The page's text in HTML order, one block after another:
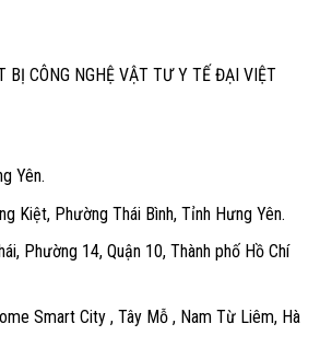
BỊ CÔNG NGHỆ VẬT TƯ Y TẾ ĐẠI VIỆT
Yên.
Kiệt, Phường Thái Bình, Tỉnh Hưng Yên.
Phường 14, Quận 10, Thành phố Hồ Chí
Smart City , Tây Mỗ , Nam Từ Liêm, Hà